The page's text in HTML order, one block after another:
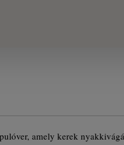
amely kerek